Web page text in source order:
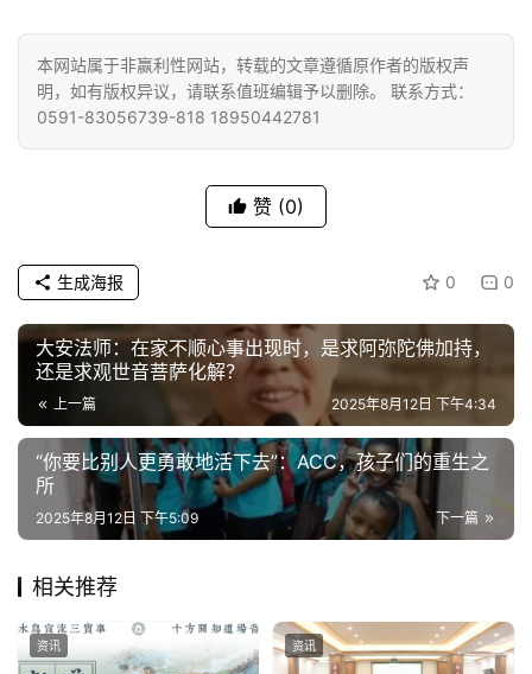
本网站属于非赢利性网站，转载的文章遵循原作者的版权声
明，如有版权异议，请联系值班编辑予以删除。 联系方式：
0591-83056739-818 18950442781
赞 (0)
0 0
生成海报
大安法师：在家不顺心事出现时，是求阿弥陀佛加持，
还是求观世音菩萨化解？
上一篇 2025年8月12日 下午4:34
​​“你要比别人更勇敢地活下去”：ACC，孩子们的重生之
所​​
下一篇
2025年8月12日 下午5:09
相关推荐
资讯 资讯